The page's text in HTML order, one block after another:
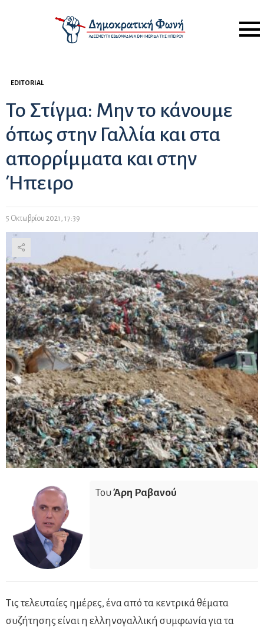
Menu
EDITORIAL
Το Στίγμα: Μην το κάνουμε
όπως στην Γαλλία και στα
απορρίμματα και στην
Ήπειρο
5 Οκτωβρίου 2021, 17:39
ΤουΆρη Ραβανού
Τις τελευταίες ημέρες, ένα από τα κεντρικά θέματα
συζήτησης είναι η ελληνογαλλική συμφωνία για τα